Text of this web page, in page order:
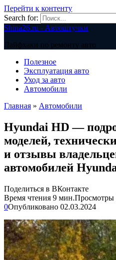
Перейти к контенту
Search for:
Shina26.ru - Автоштучки
Лайфхаки по ремонту авто
Полезное
Эксплуатация авто
Уход за авто
Автомобили
Главная » Автомобили
Hyundai HD —
моделей,
и отзывы
автомобилей
Поделиться в ВКонтакте
Время чтения 9 мин.Просмотры
0Опубликовано 02.03.2024